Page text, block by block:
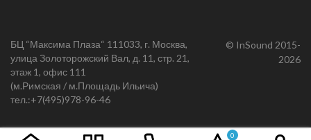
БЦ “Максима Плаза“ 111033, г. Москва,
улица Золоторожский Вал, д. 11, стр. 21,
этаж 1, офис 111
(м.Римская / м.Площадь Ильича)
тел.:+7(495)978-96-46
© InSound 2015-
2026
0